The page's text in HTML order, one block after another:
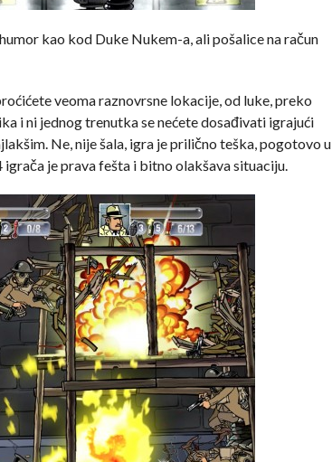
kao kod Duke Nukem-a, ali pošalice na račun
veoma raznovrsne lokacije, od luke, preko
i ni jednog trenutka se nećete dosađivati igrajući
Ne, nije šala, igra je prilično teška, pogotovo u
je prava fešta i bitno olakšava situaciju.